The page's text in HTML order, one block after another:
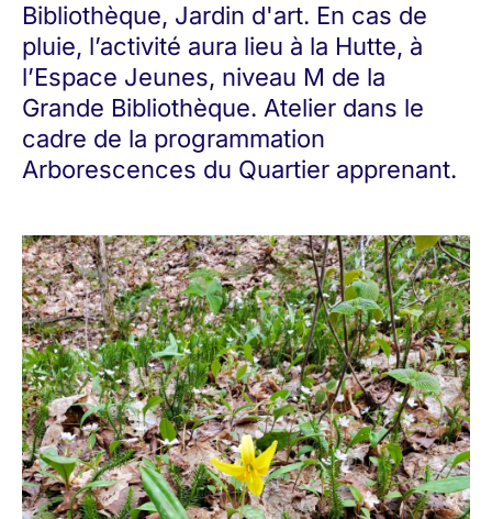
Bibliothèque, Jardin d'art. En cas de
pluie, l’activité aura lieu à la Hutte, à
l’Espace Jeunes, niveau M de la
Grande Bibliothèque. Atelier dans le
cadre de la programmation
Arborescences du Quartier apprenant.